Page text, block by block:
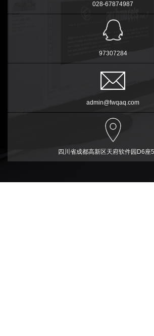
028-67874987
97307284
admin@fwqaq.com
四川省成都高新区天府软件园D6座